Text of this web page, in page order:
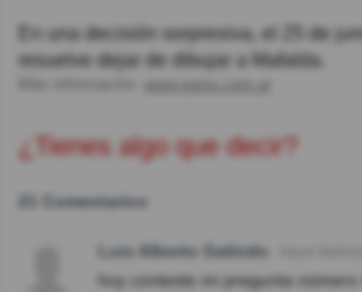
En una decisión sorpresiva, el 25 de
resuelve dejar de dibujar a Mafalda.
www.quino.com.ar
¿Tienes algo que decir?
21 Comentarios
Luis Alberto Galindo
hoy conteste mi pregunta número